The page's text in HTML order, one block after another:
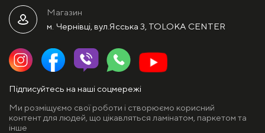
Магазин
м. Чернівці, вул.Ясська 3, TOLOKA CENTER
Підписуйтесь на наші соцмережі
Ми розміщуємо свої роботи і створюємо корисний
контент для людей, що цікавляться ламінатом, паркетом та
інше